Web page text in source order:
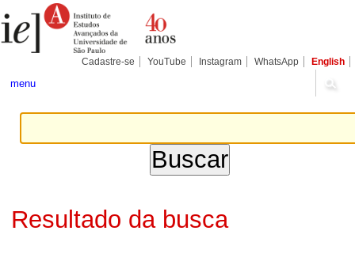
para
conteúdo.
Pessoais
Cadastre-se YouTube Instagram WhatsApp English
menu
Resultado da busca